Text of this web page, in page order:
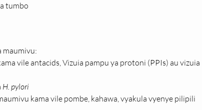
tumbo
maumivu:
vile antacids, Vizuia pampu ya protoni (PPIs) au vizuia
H. pylori
kama vile pombe, kahawa, vyakula vyenye pilipili